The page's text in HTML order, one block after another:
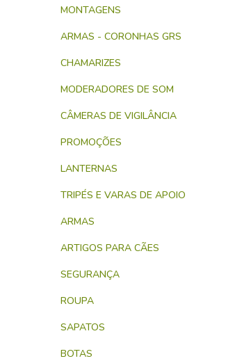
MONTAGENS
ARMAS - CORONHAS GRS
CHAMARIZES
MODERADORES DE SOM
CÂMERAS DE VIGILÂNCIA
PROMOÇÕES
LANTERNAS
TRIPÉS E VARAS DE APOIO
ARMAS
ARTIGOS PARA CÃES
SEGURANÇA
ROUPA
SAPATOS
BOTAS